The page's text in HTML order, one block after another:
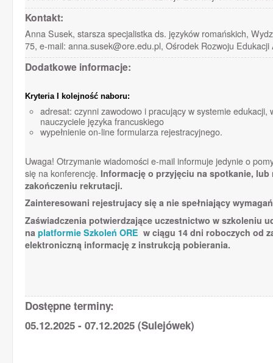
Kontakt:
Anna Susek, starsza specjalistka ds. języków romańskich,
75, e-mail: anna.susek@ore.edu.pl, Ośrodek Rozwoju
Dodatkowe informacje:
Kryteria I kolejność naboru:
adresat: czynni zawodowo i pracujący w systemie
nauczyciele języka francuskiego
wypełnienie on-line formularza rejestracyjnego.
Uwaga! Otrzymanie wiadomości e-mail informuje jedynie o
się na konferencję. Informację o przyjęciu na spotkanie,
zakończeniu rekrutacji.
Zainteresowani rejestrujacy się a nie spełniający
Zaświadczenia potwierdzające uczestnictwo w szkoleniu
na platformie Szkoleń ORE w ciągu 14 dni roboczych od
elektroniczną informację z instrukcją pobierania.
Dostępne terminy:
05.12.2025 - 07.12.2025 (Sulejówek)